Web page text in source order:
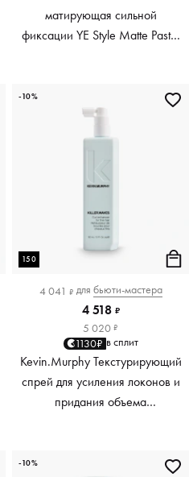
матирующая сильной
фиксации YE Style Matte Paste,
150
4 041 ₽ для бьюти-мастера
4 518 ₽
5 020 ₽
1130₽ в сплит
Kevin.Murphy Текстурирующий
спрей для усиления локонов и
придания объема
-10%
-10%